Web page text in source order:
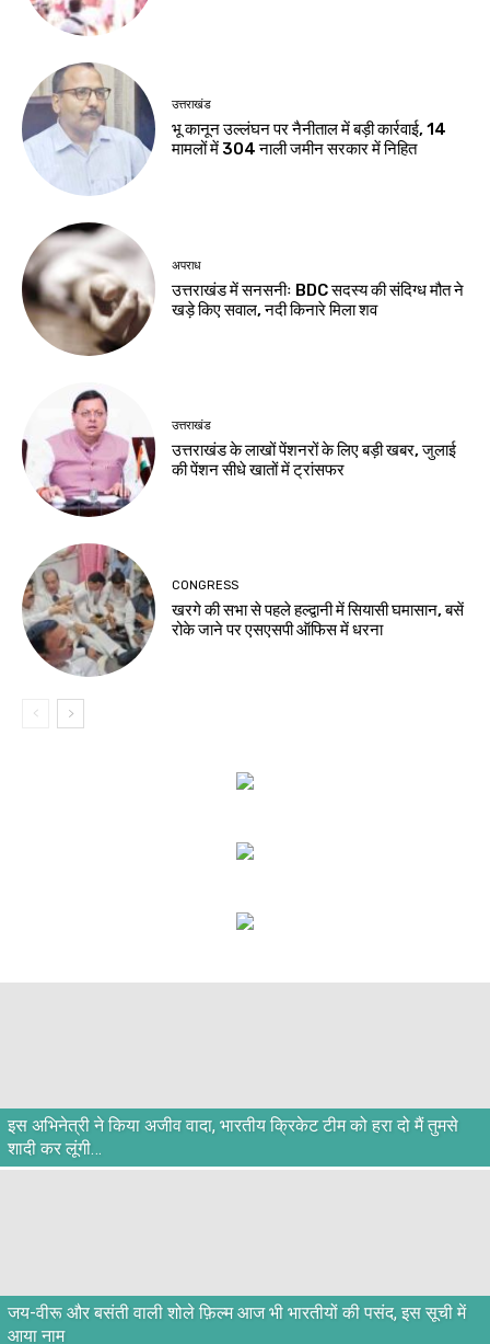
उत्तराखंड
भू कानून उल्लंघन पर नैनीताल में बड़ी कार्रवाई, 14
मामलों में 304 नाली जमीन सरकार में निहित
अपराध
उत्तराखंड में सनसनीः BDC सदस्य की संदिग्ध मौत ने
खड़े किए सवाल, नदी किनारे मिला शव
उत्तराखंड
उत्तराखंड के लाखों पेंशनरों के लिए बड़ी खबर, जुलाई
की पेंशन सीधे खातों में ट्रांसफर
CONGRESS
खरगे की सभा से पहले हल्द्वानी में सियासी घमासान, बसें
रोके जाने पर एसएसपी ऑफिस में धरना
इस अभिनेत्री ने किया अजीव वादा, भारतीय क्रिकेट टीम को हरा दो मैं तुमसे
शादी कर लूंगी…
जय-वीरू और बसंती वाली शोले फ़िल्म आज भी भारतीयों की पसंद, इस सूची में
आया नाम